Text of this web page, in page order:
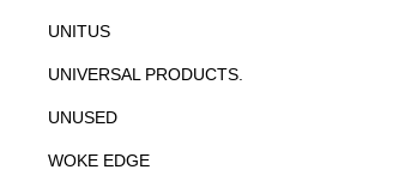
UNITUS
UNIVERSAL PRODUCTS.
UNUSED
WOKE EDGE